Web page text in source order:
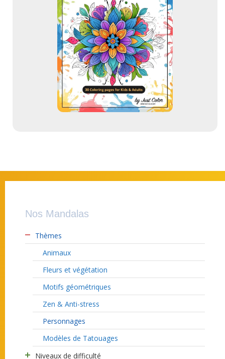
Nos Mandalas
Thèmes
Animaux
Fleurs et végétation
Motifs géométriques
Zen & Anti-stress
Personnages
Modèles de Tatouages
Niveaux de difficulté